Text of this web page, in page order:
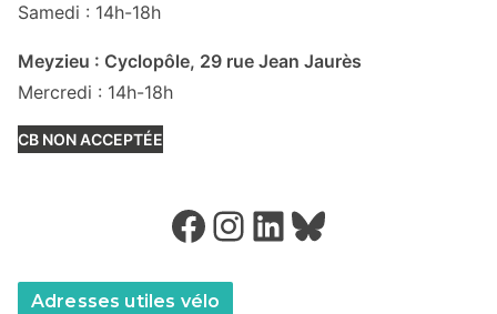
Samedi : 14h-18h
Meyzieu : Cyclopôle, 29 rue Jean Jaurès
Mercredi : 14h-18h
CB NON ACCEPTÉE
Facebook Instagram LinkedIn Bluesky
Adresses utiles vélo